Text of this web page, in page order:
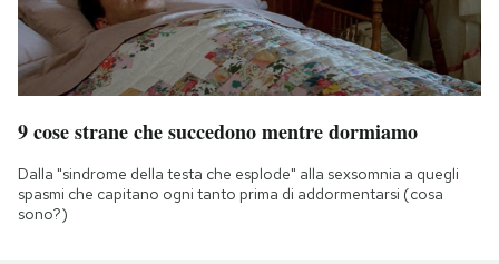
9 cose strane che succedono mentre dormiamo
Dalla "sindrome della testa che esplode" alla sexsomnia a quegli
spasmi che capitano ogni tanto prima di addormentarsi (cosa
sono?)